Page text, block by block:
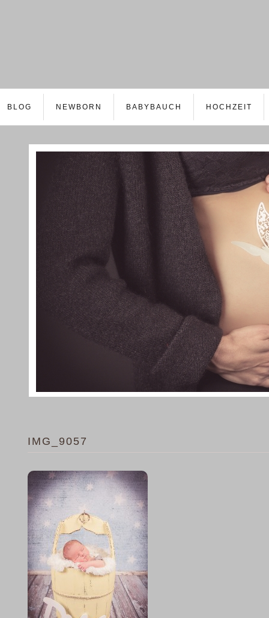
BLOG NEWBORN BABYBAUCH HOCHZEIT
IMG_9057